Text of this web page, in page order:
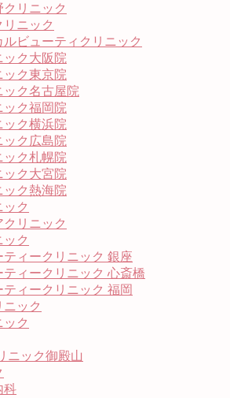
リニック
ニック
ビューティクリニック
ック大阪院
ック東京院
ク名古屋院
ック福岡院
ック横浜院
ック広島院
ック札幌院
ック大宮院
ック熱海院
ク
リニック
ク
ィークリニック 銀座
ィークリニック 心斎橋
ィークリニック 福岡
ック
ク
ニック御殿山
科